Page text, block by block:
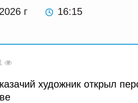
г 16:15
художник открыл